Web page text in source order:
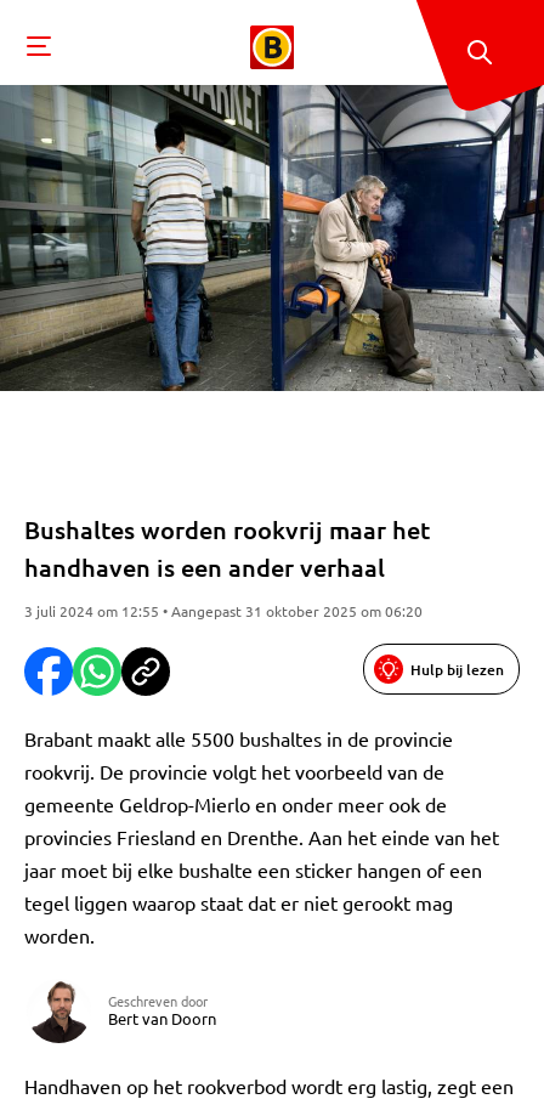
Bushaltes worden rookvrij maar het
handhaven is een ander verhaal
3 juli 2024 om 12:55 • Aangepast 31 oktober 2025 om 06:20
Hulp bij lezen
Brabant maakt alle 5500 bushaltes in de provincie
rookvrij. De provincie volgt het voorbeeld van de
gemeente Geldrop-Mierlo en onder meer ook de
provincies Friesland en Drenthe. Aan het einde van het
jaar moet bij elke bushalte een sticker hangen of een
tegel liggen waarop staat dat er niet gerookt mag
worden.
Geschreven door
Bert van Doorn
Handhaven op het rookverbod wordt erg lastig, zegt een